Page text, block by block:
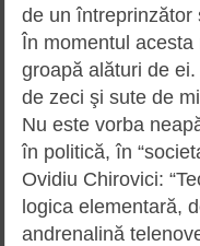
de un întreprinzător
În momentul
groapă alături de
de zeci şi sute de
Nu este vorba
în politică, în
Ovidiu Chirovici:
logica elementară,
andrenalină